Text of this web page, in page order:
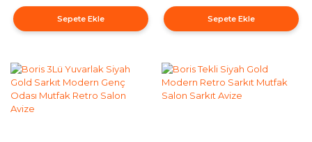
Sepete Ekle Sepete Ekle